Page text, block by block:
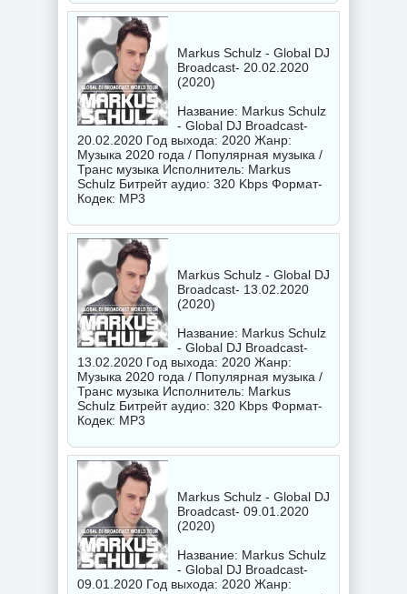
Markus Schulz - Global DJ
Broadcast- 20.02.2020
(2020)
Название: Markus Schulz
- Global DJ Broadcast-
20.02.2020 Год выхода: 2020 Жанр:
Музыка 2020 года / Популярная музыка /
Транс музыка Исполнитель: Markus
Schulz Битрейт аудио: 320 Kbps Формат-
Кодек: MP3
Markus Schulz - Global DJ
Broadcast- 13.02.2020
(2020)
Название: Markus Schulz
- Global DJ Broadcast-
13.02.2020 Год выхода: 2020 Жанр:
Музыка 2020 года / Популярная музыка /
Транс музыка Исполнитель: Markus
Schulz Битрейт аудио: 320 Kbps Формат-
Кодек: MP3
Markus Schulz - Global DJ
Broadcast- 09.01.2020
(2020)
Название: Markus Schulz
- Global DJ Broadcast-
09.01.2020 Год выхода: 2020 Жанр: